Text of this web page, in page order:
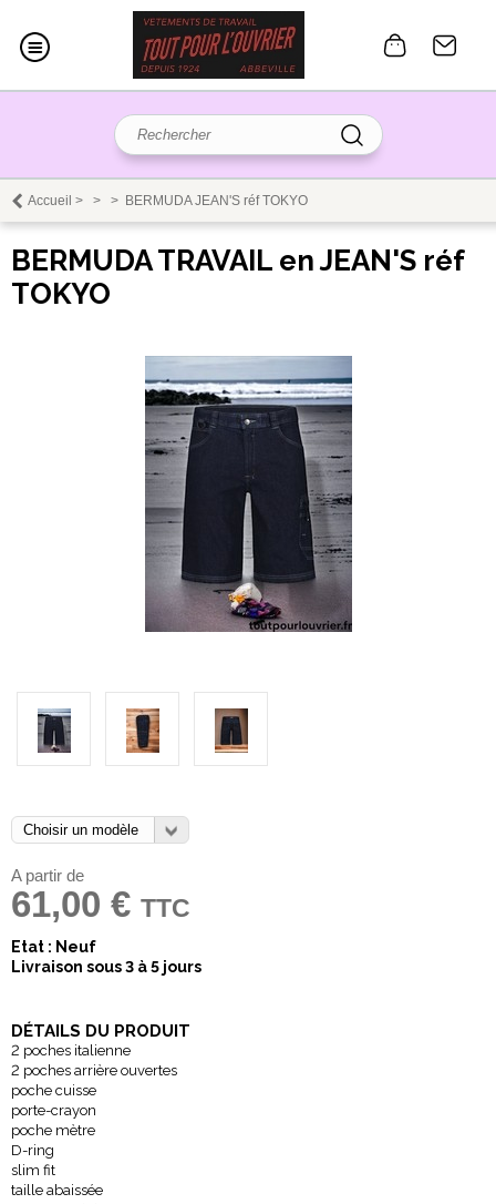
Accueil > > > BERMUDA JEAN'S réf TOKYO
BERMUDA TRAVAIL en JEAN'S réf
TOKYO
A partir de
61,00 € TTC
Etat : Neuf
Livraison sous 3 à 5 jours
DÉTAILS DU PRODUIT
2 poches italienne
2 poches arrière ouvertes
poche cuisse
porte-crayon
poche mètre
D-ring
slim fit
taille abaissée